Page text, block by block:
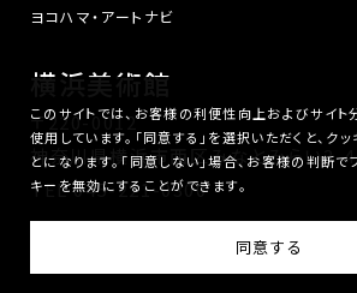
ヨコハマ・アートナビ
横浜美術館
〒220-0012
神奈川県横浜市西区みなとみらい3-
TEL045-221-0300
© Yokohama Museum of Art. All Rights Reserved.
このサイトでは、お客様の利便性向上およびサイ
使用しています。「同意する」を選択いただくと、ク
とになります。「同意しない」場合、お客様の判断
キーを無効にすることができます。
同意する